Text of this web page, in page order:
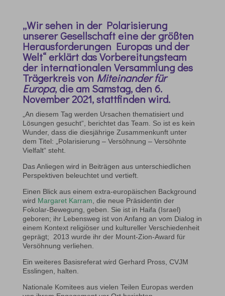
„Wir sehen in der Polarisierung
unserer Gesellschaft eine der größten
Herausforderungen Europas und der
Welt“ erklärt das Vorbereitungsteam
der internationalen Versammlung des
Trägerkreis von Miteinander für
Europa, die am Samstag, den 6.
November 2021, stattfinden wird.
„An diesem Tag werden Ursachen thematisiert und
Lösungen gesucht“, berichtet das Team. So ist es kein
Wunder, dass die diesjährige Zusammenkunft unter
dem Titel: „Polarisierung – Versöhnung – Versöhnte
Vielfalt“ steht.
Das Anliegen wird in Beiträgen aus unterschiedlichen
Perspektiven beleuchtet und vertieft.
Einen Blick aus einem extra-europäischen Background
wird Margaret Karram , die neue Präsidentin der
Fokolar-Bewegung, geben. Sie ist in Haifa (Israel)
geboren; ihr Lebensweg ist von Anfang an vom Dialog in
einem Kontext religiöser und kultureller Verschiedenheit
geprägt; 2013 wurde ihr der Mount-Zion-Award für
Versöhnung verliehen.
Ein weiteres Basisreferat wird Gerhard Pross, CVJM
Esslingen, halten.
Nationale Komitees aus vielen Teilen Europas werden